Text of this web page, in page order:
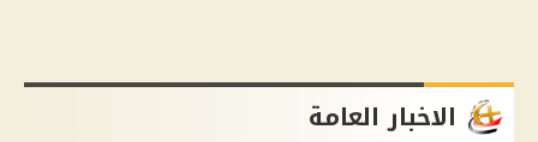
الاخبار العامة